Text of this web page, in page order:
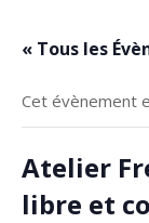
« Tous les
Cet évènement
Atelier
libre et